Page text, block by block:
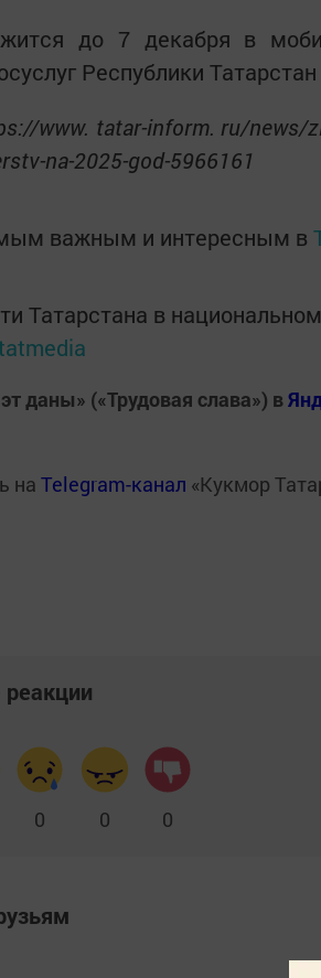
до 7 декабря в
Республики
www. tatar-inform. ru/news/
na-2025-god-5966161
важным и интересным в
Татарстана в
даны» («Трудовая слава») в
на Telegram-канал «Кукмор
реакции
0 0 0